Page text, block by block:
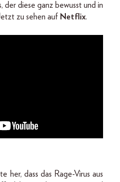
der diese ganz bewusst und in
zu sehen auf Netflix.
her, dass das Rage-Virus aus